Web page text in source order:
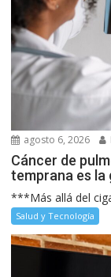
agosto 6, 2026
Cáncer de
temprana es la
***Más allá del
Salud y Tecnología